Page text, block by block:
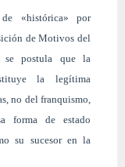
«histórica» por
de Motivos del
se postula que la
la legítima
no del franquismo,
forma de estado
su sucesor en la